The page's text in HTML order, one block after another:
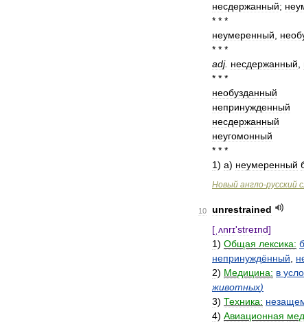
несдержанный;
* * *
неумеренный
* * *
adj. несдержанный
* * *
необузданный
непринужденный
несдержанный
неугомонный
* * *
1) а) неумеренный
Новый англо-русский
10
unrestrained
[ ˌʌnrɪ'streɪnd]
1) Общая лексика:
непринуждённый
2) Медицина: в
животных)
3) Техника:
4) Авиационная